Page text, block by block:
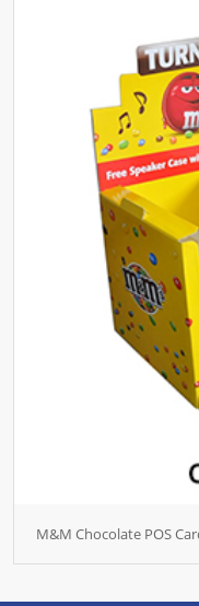
M&M Chocolate POS